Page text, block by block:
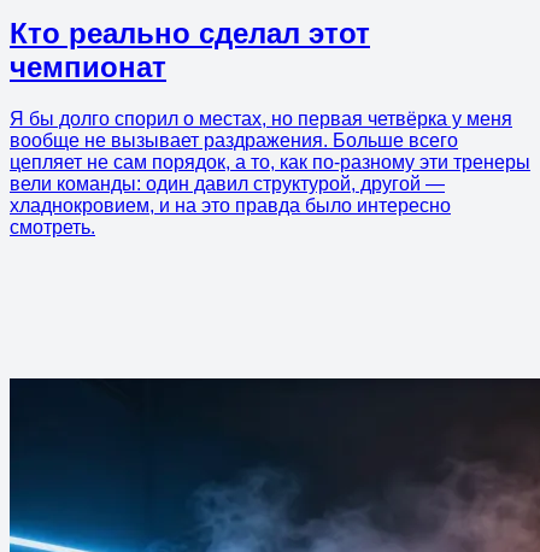
Кто реально сделал этот
чемпионат
Я бы долго спорил о местах, но первая четвёрка у меня
вообще не вызывает раздражения. Больше всего
цепляет не сам порядок, а то, как по-разному эти тренеры
вели команды: один давил структурой, другой —
хладнокровием, и на это правда было интересно
смотреть.